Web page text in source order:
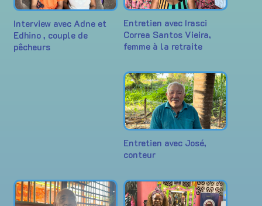
Interview avec Adne et
Edhino , couple de
pêcheurs
Entretien avec Irasci
Correa Santos Vieira,
femme à la retraite
Entretien avec José,
conteur